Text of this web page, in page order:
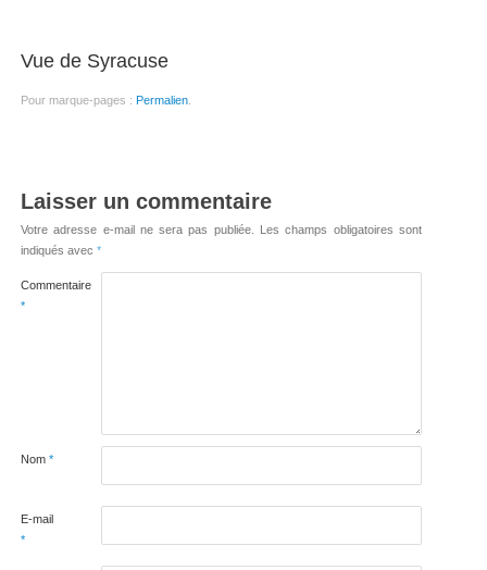
Vue de Syracuse
Pour marque-pages : Permalien.
Laisser un commentaire
Votre adresse e-mail ne sera pas publiée.
Les champs obligatoires sont
indiqués avec *
Commentaire
*
Nom *
E-mail
*